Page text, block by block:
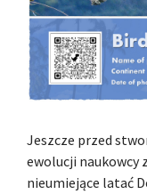
Jeszcze przed
ewolucji naukowcy
nieumiejące latać